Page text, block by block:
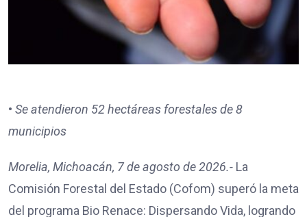
• Se atendieron 52 hectáreas forestales de 8
municipios
Morelia, Michoacán, 7 de agosto de 2026.- La
Comisión Forestal del Estado (Cofom) superó la meta
del programa Bio Renace: Dispersando Vida, logrando